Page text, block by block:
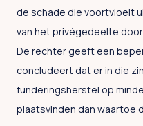
de schade die voortvloeit
van het privégedeelte
De rechter geeft een
concludeert dat er in die
funderingsherstel op
plaatsvinden dan waartoe